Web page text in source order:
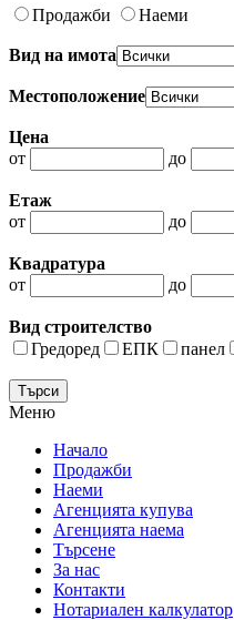
Продажби Наеми
Вид на имота
Местоположение
Цена
от
до
Етаж
от
до
Квадратура
от
до
Вид строителство
Гредоред
ЕПК панел
Меню
Начало
Продажби
Наеми
Агенцията купува
Агенцията наема
Търсене
За нас
Контакти
Нотариален калкулатор